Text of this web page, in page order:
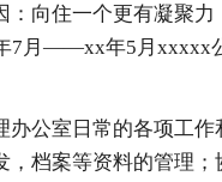
：向住一个更有凝聚力
7月——xx年5月xxxxx
办公室日常的各项工作
，档案等资料的管理；